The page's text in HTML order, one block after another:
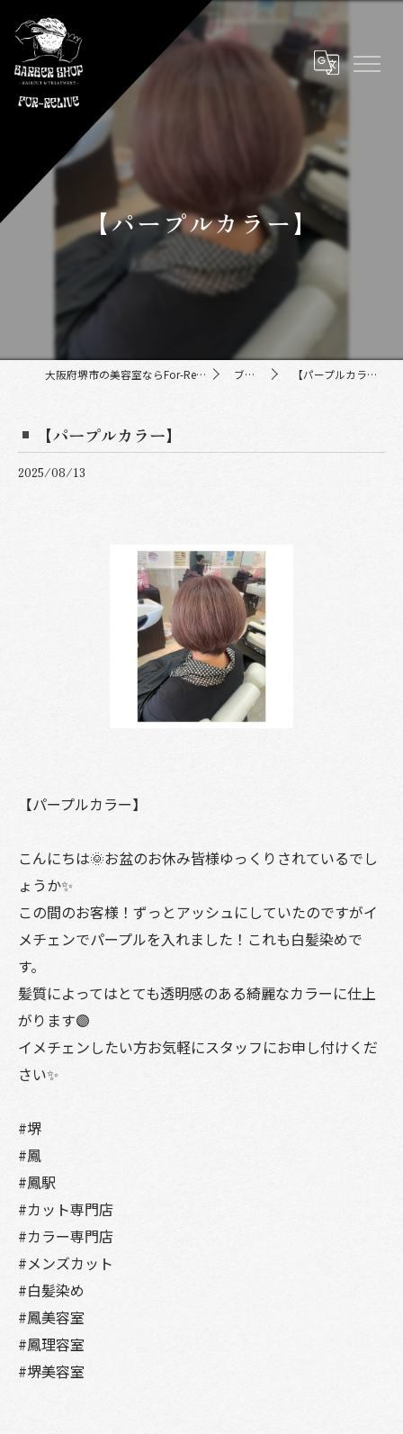
【パープルカラー】
大阪府堺市の美容室ならFor-Relive ブログ 【パープルカラー】
【パープルカラー】
2025/08/13
【パープルカラー】
こんにちは🌞お盆のお休み皆様ゆっくりされているでし
ょうか✨
この間のお客様！ずっとアッシュにしていたのですがイ
メチェンでパープルを入れました！これも白髪染めで
す。
髪質によってはとても透明感のある綺麗なカラーに仕上
がります🟣
イメチェンしたい方お気軽にスタッフにお申し付けくだ
さい✨
#堺
#鳳
#鳳駅
#カット専門店
#カラー専門店
#メンズカット
#白髪染め
#鳳美容室
#鳳理容室
#堺美容室